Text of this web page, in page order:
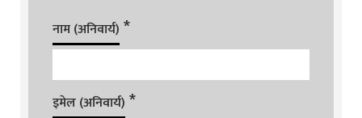
नाम (अनिवार्य) *
इमेल (अनिवार्य) *